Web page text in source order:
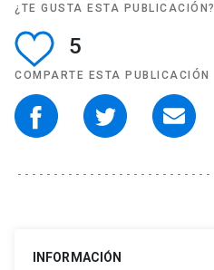
¿TE GUSTA ESTA PUBLICACIÓN?
5
COMPARTE ESTA PUBLICACIÓN
INFORMACIÓN